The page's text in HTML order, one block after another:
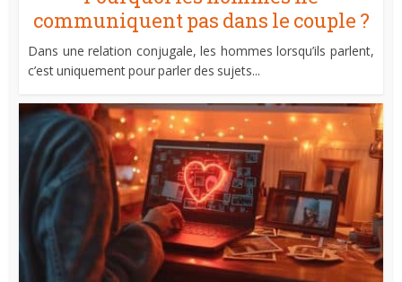
communiquent pas dans le couple ?
Dans une relation conjugale, les hommes lorsqu’ils parlent,
c’est uniquement pour parler des sujets...